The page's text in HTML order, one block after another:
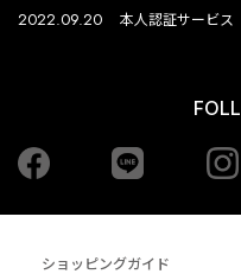
2022.09.20 本人認証サービス
Facebook
ショッピングガイド